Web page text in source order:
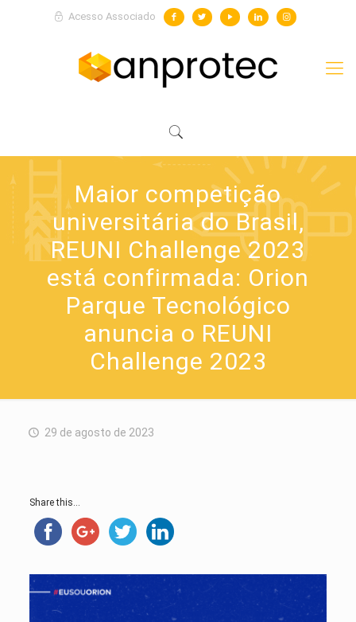
Acesso Associado
Maior competição
universitária do Brasil,
REUNI Challenge 2023
está confirmada: Orion
Parque Tecnológico
anuncia o REUNI
Challenge 2023
29 de agosto de 2023
Share this...